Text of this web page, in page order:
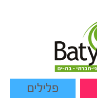
פלילים